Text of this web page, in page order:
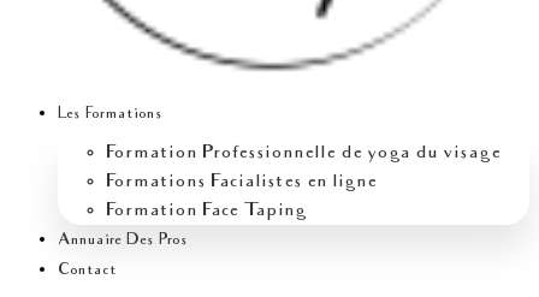
Les Formations
Formation Professionnelle de yoga du visage
Formations Facialistes en ligne
Formation Face Taping
Annuaire Des Pros
Contact